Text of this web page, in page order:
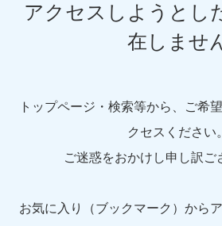
アクセスしようとし
在しませ
トップページ・検索等から、ご希
クセスください。
ご迷惑をおかけし申し訳ご
お気に入り（ブックマーク）から